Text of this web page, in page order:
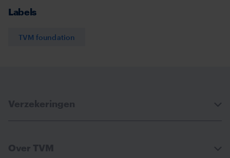
Labels
TVM foundation
Verzekeringen
Over TVM